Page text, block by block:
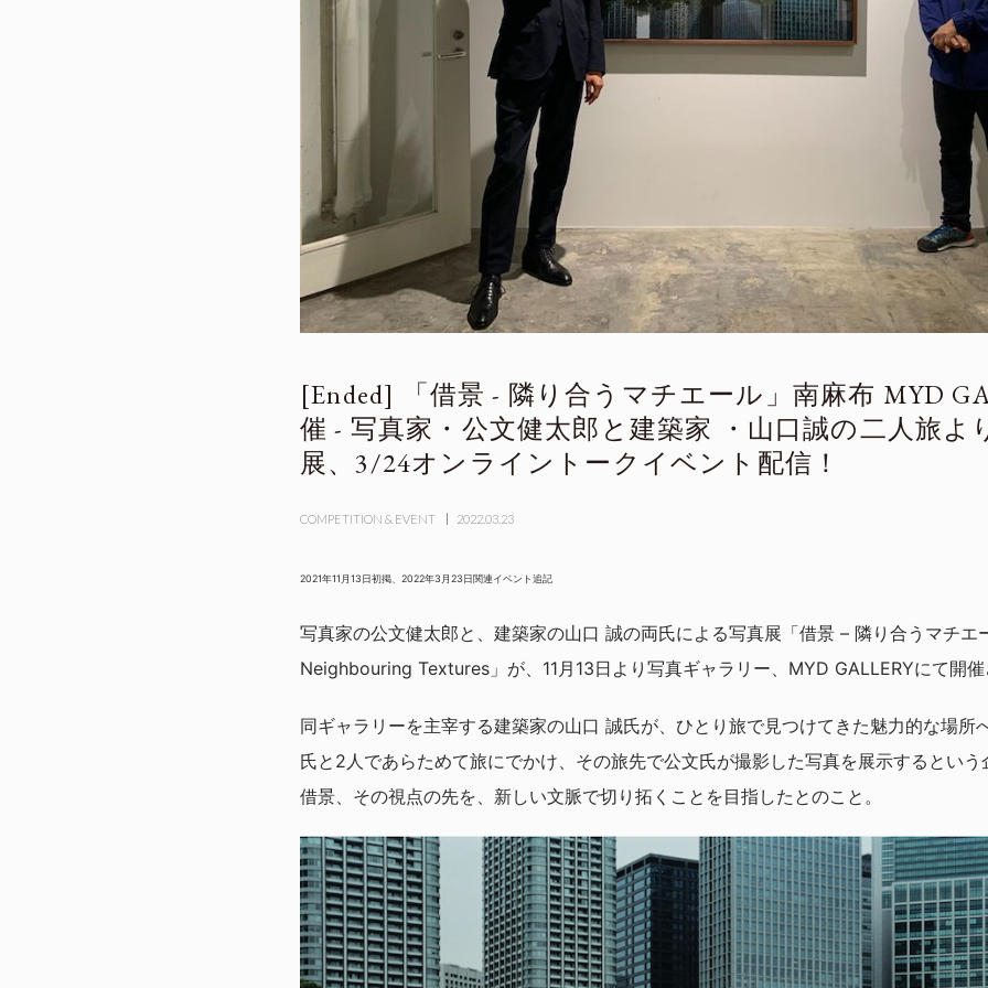
「借景 - 隣り合うマチエール」南麻布 MYD
催 - 写真家・公文健太郎と建築家 ・山口誠の二人旅よ
展、3/24オンライントークイベント配信！
COMPETITION & EVENT 2022.03.23
2021年11月13日初掲、2022年3月23日関連イベント追記
写真家の公文健太郎と、建築家の山口 誠の両氏による写真展「借景 – 隣り合うマチ
Neighbouring Textures」が、11月13日より写真ギャラリー、MYD GALLERYにて開
同ギャラリーを主宰する建築家の山口 誠氏が、ひとり旅で見つけてきた魅力的な場所
氏と2人であらためて旅にでかけ、その旅先で公文氏が撮影した写真を展示するとい
借景、その視点の先を、新しい文脈で切り拓くことを目指したとのこと。